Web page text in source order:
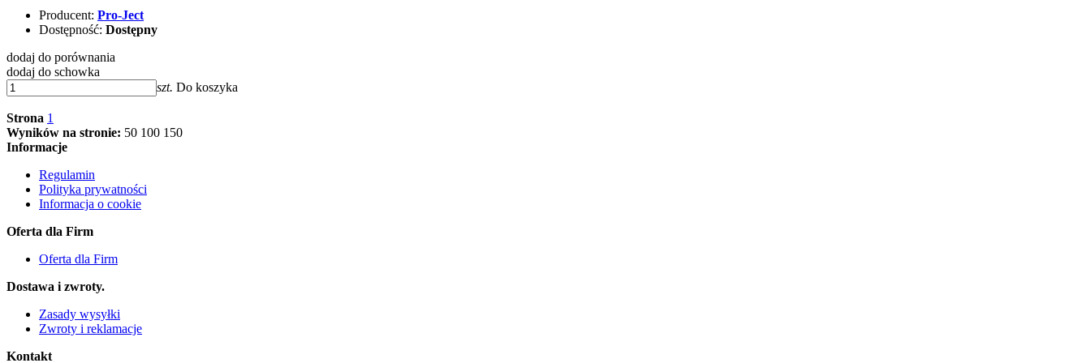
Producent: Pro-Ject
Dostępność: Dostępny
dodaj do porównania
dodaj do schowka
szt. Do koszyka
Strona 1
Wyników na stronie: 50 100 150
Informacje
Regulamin
Polityka prywatności
Informacja o cookie
Oferta dla Firm
Oferta dla Firm
Dostawa i zwroty.
Zasady wysyłki
Zwroty i reklamacje
Kontakt